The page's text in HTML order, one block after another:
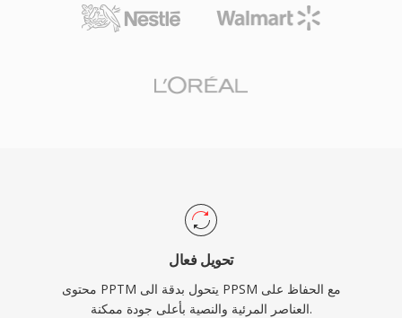
تحويل فعال
محتوى PPTM يتحول بدقة الى PPSM مع الحفاظ على
العناصر المرئية والنصية بأعلى جودة ممكنة.